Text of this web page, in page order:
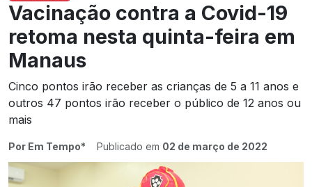
Vacinação contra a Covid-19
retoma nesta quinta-feira em
Manaus
Cinco pontos irão receber as crianças de 5 a 11 anos e
outros 47 pontos irão receber o público de 12 anos ou
mais
Por Em Tempo* Publicado em 02 de março de 2022